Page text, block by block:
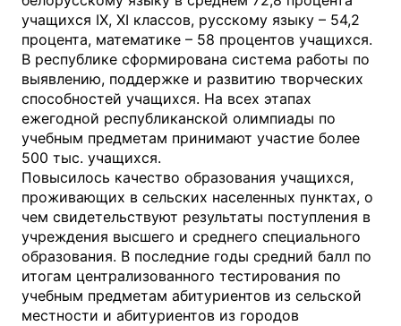
учащихся IX, XI классов, русскому языку – 54,2
процента, математике – 58 процентов учащихся.
В республике сформирована система работы по
выявлению, поддержке и развитию творческих
способностей учащихся. На всех этапах
ежегодной республиканской олимпиады по
учебным предметам принимают участие более
500 тыс. учащихся.
Повысилось качество образования учащихся,
проживающих в сельских населенных пунктах, о
чем свидетельствуют результаты поступления в
учреждения высшего и среднего специального
образования. В последние годы средний балл по
итогам централизованного тестирования по
учебным предметам абитуриентов из сельской
местности и абитуриентов из городов